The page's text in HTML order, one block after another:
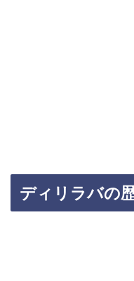
ディリラバの